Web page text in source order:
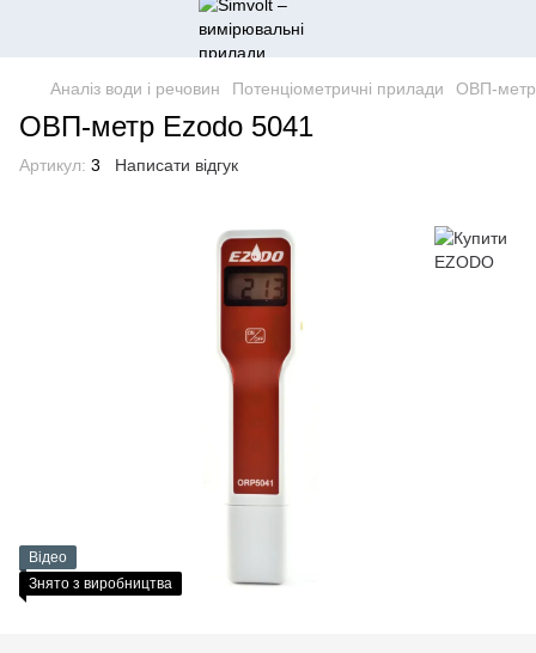
Аналіз води і речовин Потенціометричні прилади ОВП-
ОВП-метр Ezodo 5041
Артикул: 3 Написати відгук
Відео
Знято з виробництва